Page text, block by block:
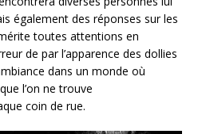
également des réponses sur les
toutes attentions en
de par l’apparence des dollies
dans un monde où
l’on ne trouve
coin de rue.